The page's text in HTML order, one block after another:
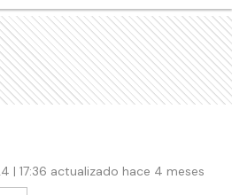
| 17:36 actualizado hace 4 meses